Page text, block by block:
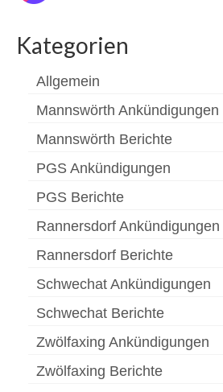
Kategorien
Allgemein
Mannswörth Ankündigungen
Mannswörth Berichte
PGS Ankündigungen
PGS Berichte
Rannersdorf Ankündigungen
Rannersdorf Berichte
Schwechat Ankündigungen
Schwechat Berichte
Zwölfaxing Ankündigungen
Zwölfaxing Berichte